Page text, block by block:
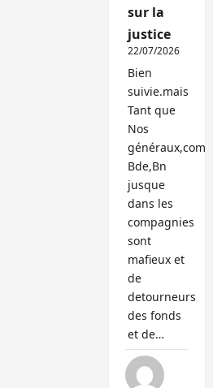
sur la
justice
22/07/2026
Bien
suivie.mais
Tant que
Nos
généraux,com
Bde,Bn
jusque
dans les
compagnies
sont
mafieux et
de
detourneurs
des fonds
et de…